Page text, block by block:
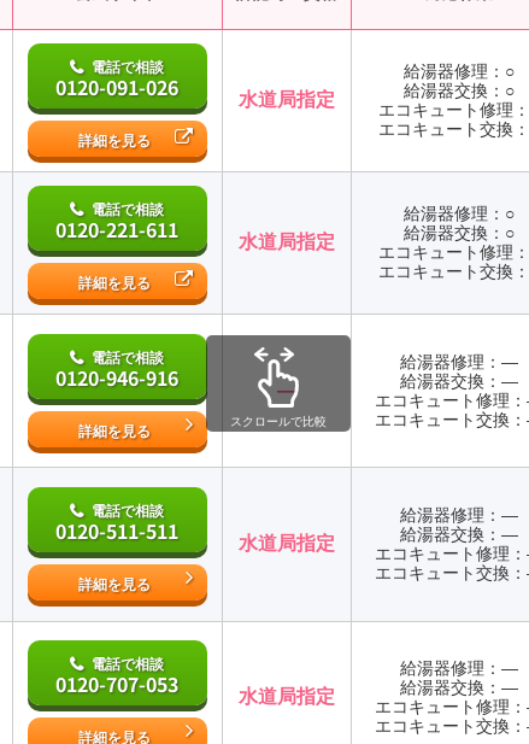
電話で相談
0120-091-026
詳細を見る
水道局指定
給湯器修理：○
給湯器交換：○
エコキュート修理
エコキュート交換
電話で相談
0120-221-611
詳細を見る
水道局指定
給湯器修理：○
給湯器交換：○
エコキュート修理
エコキュート交換
電話で相談
0120-946-916
詳細を見る
―
給湯器修理：―
給湯器交換：―
エコキュート修理
エコキュート交換
電話で相談
0120-511-511
詳細を見る
水道局指定
給湯器修理：―
給湯器交換：―
エコキュート修理
エコキュート交換
電話で相談
0120-707-053
詳細を見る
水道局指定
給湯器修理：―
給湯器交換：―
エコキュート修理
エコキュート交換
スクロールで比較